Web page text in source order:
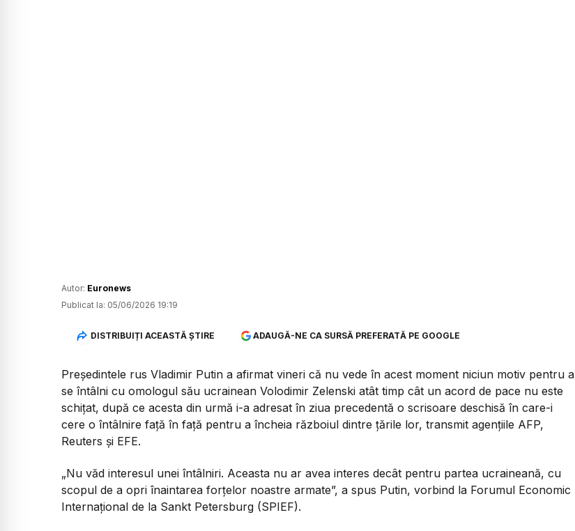
Autor: Euronews
Publicat la: 05/06/2026 19:19
DISTRIBUIȚI ACEASTĂ ȘTIRE ADAUGĂ-NE CA SURSĂ PREFERATĂ PE GOOGLE
Președintele rus Vladimir Putin a afirmat vineri că nu vede în acest moment niciun motiv pentru a
se întâlni cu omologul său ucrainean Volodimir Zelenski atât timp cât un acord de pace nu este
schițat, după ce acesta din urmă i-a adresat în ziua precedentă o scrisoare deschisă în care-i
cere o întâlnire față în față pentru a încheia războiul dintre țările lor, transmit agențiile AFP,
Reuters și EFE.
„Nu văd interesul unei întâlniri. Aceasta nu ar avea interes decât pentru partea ucraineană, cu
scopul de a opri înaintarea forțelor noastre armate”, a spus Putin, vorbind la Forumul Economic
Internațional de la Sankt Petersburg (SPIEF).